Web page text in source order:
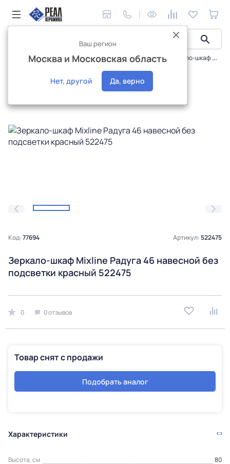
Мебель для ванной Зеркальные шкафчики Зеркало-шкаф Mixline Радуга 46 навесной без подсветки красный 522475
Интернет-магазин
Код:77694 Артикул:522475
Зеркало-шкаф Mixline Радуга 46 навесной без
подсветки красный 522475
0 0 отзывов
Товар снят с продажи
Подобрать аналог
Характеристики
Высота, см
80
Ваш регион
Москва и Московская область
Нет, другой Да, верно